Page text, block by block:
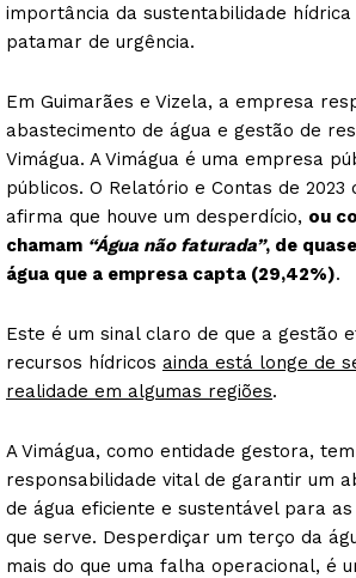
importância da sustentabilidade hídrica
patamar de urgência.
Em Guimarães e Vizela, a empresa
abastecimento de água e gestão de
Vimágua. A Vimágua é uma empresa
públicos. O Relatório e Contas de 2023
afirma que houve um desperdício, ou
chamam “Água não faturada”, de
água que a empresa capta (29,42%).
Este é um sinal claro de que a gestão
recursos hídricos ainda está longe de
realidade em algumas regiões.
A Vimágua, como entidade gestora,
responsabilidade vital de garantir um
de água eficiente e sustentável para as
que serve. Desperdiçar um terço da
mais do que uma falha operacional, é